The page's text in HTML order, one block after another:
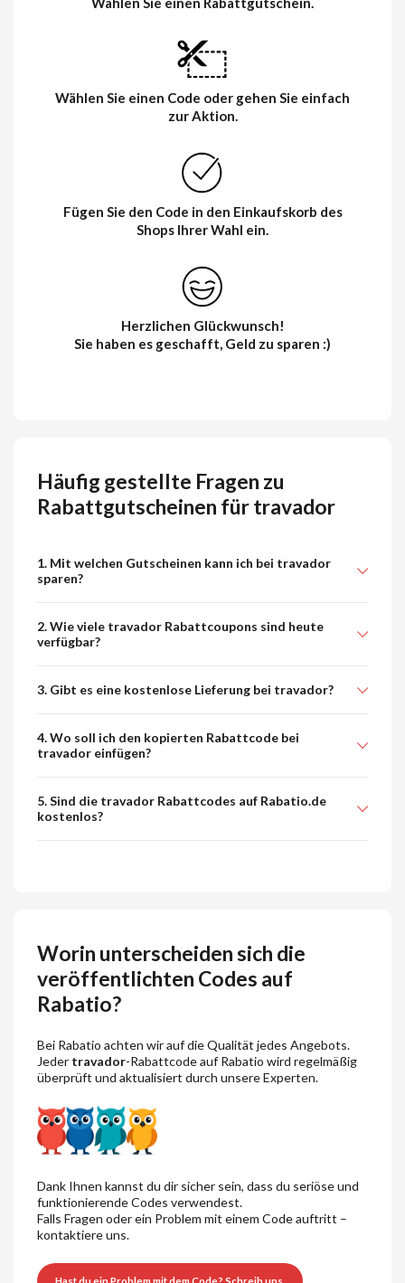
Wählen Sie einen Code oder gehen Sie einfach
zur Aktion.
Fügen Sie den Code in den Einkaufskorb des
Shops Ihrer Wahl ein.
Herzlichen Glückwunsch!
Sie haben es geschafft, Geld zu sparen :)
Häufig gestellte Fragen zu
Rabattgutscheinen für travador
1. Mit welchen Gutscheinen kann ich bei travador
sparen?
2. Wie viele travador Rabattcoupons sind heute
verfügbar?
3. Gibt es eine kostenlose Lieferung bei travador?
4. Wo soll ich den kopierten Rabattcode bei
travador einfügen?
5. Sind die travador Rabattcodes auf Rabatio.de
kostenlos?
Worin unterscheiden sich die
veröffentlichten Codes auf
Rabatio?
Bei Rabatio achten wir auf die Qualität jedes Angebots.
Jeder travador-Rabattcode auf Rabatio wird regelmäßig
überprüft und aktualisiert durch unsere Experten.
Dank Ihnen kannst du dir sicher sein, dass du seriöse und
funktionierende Codes verwendest.
Falls Fragen oder ein Problem mit einem Code auftritt –
kontaktiere uns.